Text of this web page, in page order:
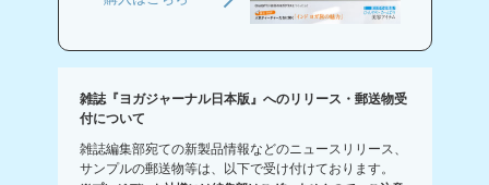
雑誌『ヨガジャーナル日本版』へのリリース・郵送物受
付について
雑誌編集部宛ての新製品情報などのニュースリリース、
サンプルの郵送物等は、以下で受け付けております。